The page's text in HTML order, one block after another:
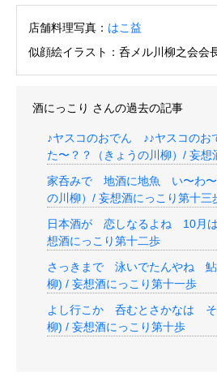
店舗料理写真： はこ益
似顔絵イラスト：呑メル川柳之会会
酒にっこり さんの過去の記事
♪ヤスコのおでん ♪♪ヤスコの
た〜？？（きょうの川柳）/ 妄想
家呑みで 地酒に地魚 い〜わ〜
の川柳）/ 妄想酒にっこり第十
日本酒が 恋しなるよね 10月
想酒にっこり第十二歩
さっきまで 泳いでたんやね 鮎
柳) / 妄想酒にっこり第十一歩
よし行こか 呑むとさかなは そ
柳) / 妄想酒にっこり第十歩